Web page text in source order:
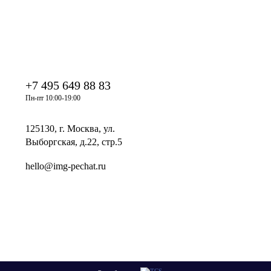
+7 495 649 88 83
Пн-пт 10:00-19:00
125130, г. Москва, ул.
Выборгская, д.22, стр.5
hello@img-pechat.ru